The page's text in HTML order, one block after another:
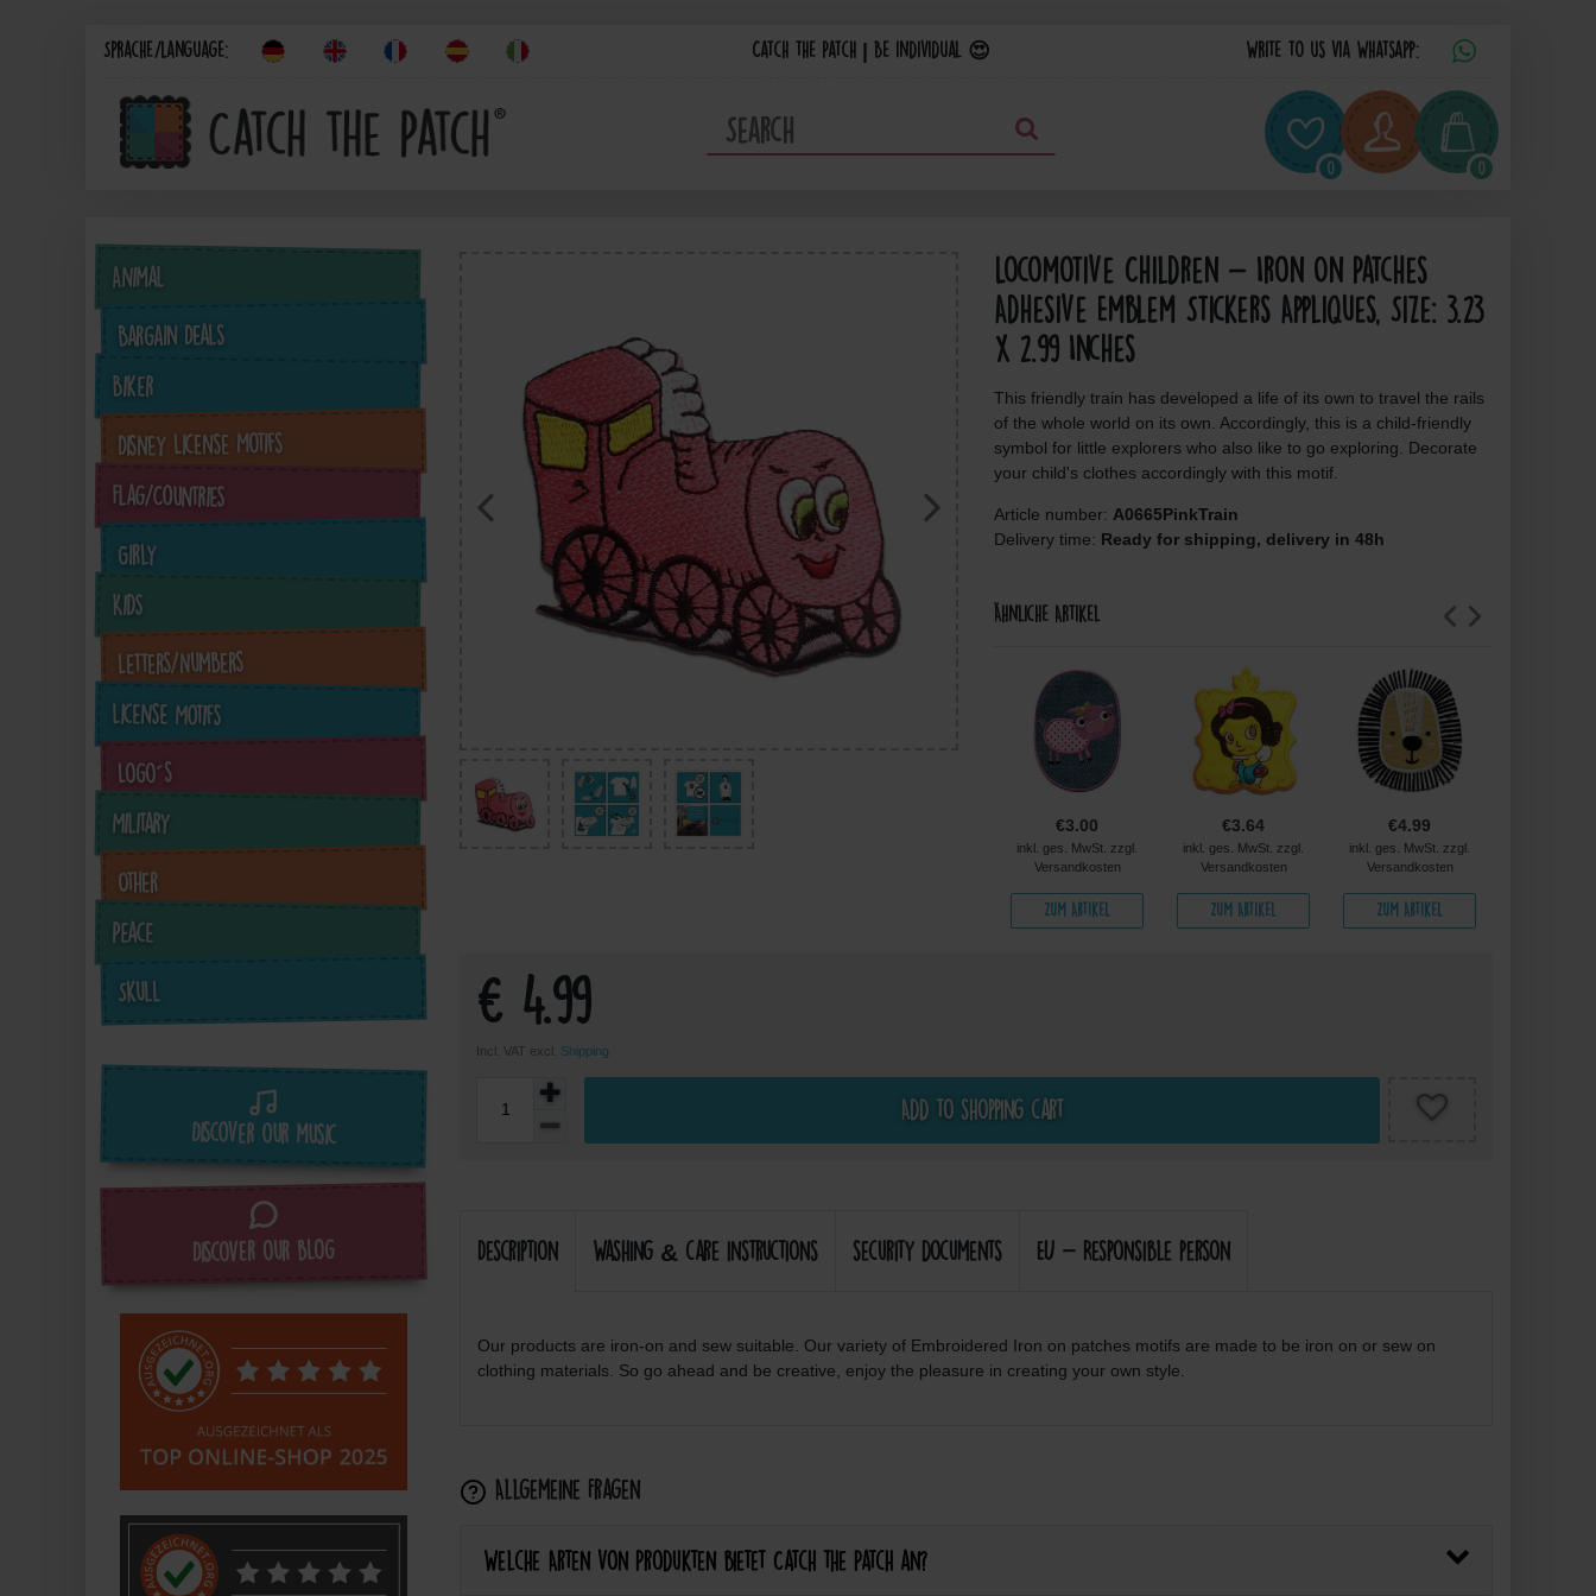
Sprache/Language: Catch the Patch | Be individual 😍 Write to us via Whatsapp:
0 0
Animal
Bargain Deals
Biker
Disney License Motifs
Flag/Countries
Girly
Kids
Letters/Numbers
License Motifs
Logo´s
Military
Other
Peace
Skull
Discover our music
Discover our blog
Locomotive Children - Iron On Patches
Adhesive Emblem Stickers Appliques, Size: 3.23
x 2.99 Inches
This friendly train has developed a life of its own to travel the rails
of the whole world on its own. Accordingly, this is a child-friendly
symbol for little explorers who also like to go exploring. Decorate
your child's clothes accordingly with this motif.
Article number: A0665PinkTrain
Delivery time: Ready for shipping, delivery in 48h
Ähnliche Artikel
inkl. ges. MwSt. zzgl.
Zum Artikel
€4.99 €3.00
inkl. ges. MwSt. zzgl.
Versandkosten
Zum Artikel
€3.64
inkl. ges. MwSt. zzgl.
Versandkosten
Zum Artikel
€4.99
inkl. ges. MwSt. zzgl.
Versandkosten
Zum Artikel
€ 4.99
Incl. VAT excl. Shipping
Add to shopping cart
Description Washing & care instructions security documents EU - Responsible person
Our products are iron-on and sew suitable. Our variety of Embroidered Iron on patches motifs are made to be iron on or sew on
clothing materials. So go ahead and be creative, enjoy the pleasure in creating your own style.
Allgemeine Fragen
Welche Arten von Produkten bietet Catch the Patch an?